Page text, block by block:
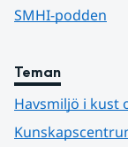
SMHI-podden
Teman
Havsmiljö i kust